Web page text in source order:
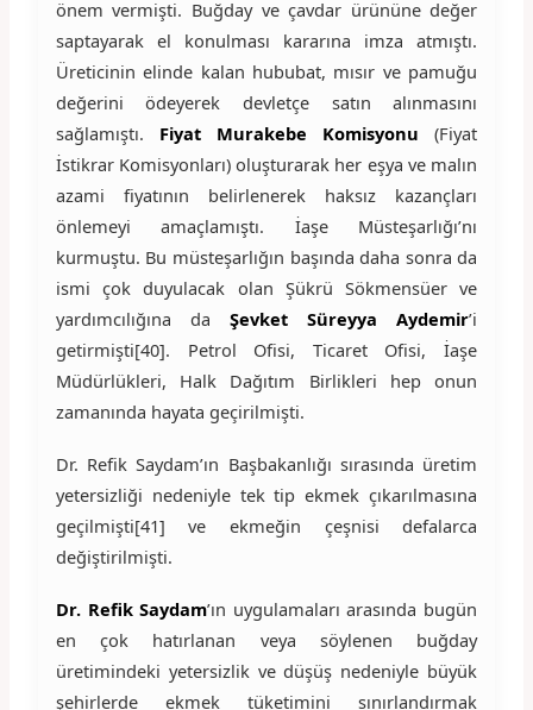
önem vermişti. Buğday ve çavdar ürününe değer
saptayarak el konulması kararına imza atmıştı.
Üreticinin elinde kalan hububat, mısır ve pamuğu
değerini ödeyerek devletçe satın alınmasını
sağlamıştı. Fiyat Murakebe Komisyonu (Fiyat
İstikrar Komisyonları) oluşturarak her eşya ve malın
azami fiyatının belirlenerek haksız kazançları
önlemeyi amaçlamıştı. İaşe Müsteşarlığı’nı
kurmuştu. Bu müsteşarlığın başında daha sonra da
ismi çok duyulacak olan Şükrü Sökmensüer ve
yardımcılığına da Şevket Süreyya Aydemir’i
getirmişti[40]. Petrol Ofisi, Ticaret Ofisi, İaşe
Müdürlükleri, Halk Dağıtım Birlikleri hep onun
zamanında hayata geçirilmişti.
Dr. Refik Saydam’ın Başbakanlığı sırasında üretim
yetersizliği nedeniyle tek tip ekmek çıkarılmasına
geçilmişti[41] ve ekmeğin çeşnisi defalarca
değiştirilmişti.
Dr. Refik Saydam’ın uygulamaları arasında bugün
en çok hatırlanan veya söylenen buğday
üretimindeki yetersizlik ve düşüş nedeniyle büyük
şehirlerde ekmek tüketimini sınırlandırmak